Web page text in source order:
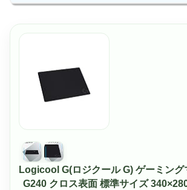
Logicool G(ロジクール G) ゲーミング
G240 クロス表面 標準サイズ